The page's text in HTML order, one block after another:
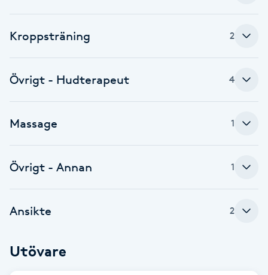
Fransar
Fransfärgning
Fransförlängning
Fransk manikyr
Fransrengöring
Kroppsträning 2
Övrigt - Hudterapeut 4
Massage 1
Övrigt - Annan 1
Ansikte 2
Utövare